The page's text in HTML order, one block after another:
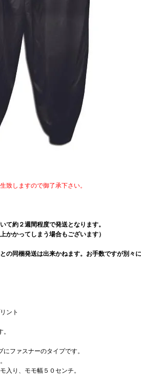
致しますので御了承下さい。
約２週間程度で発送となります。
かかってしまう場合もございます）
の同梱発送は出来かねます。お手数ですが別々
ント
ファスナーのタイプです。
入り、モモ幅５０センチ。